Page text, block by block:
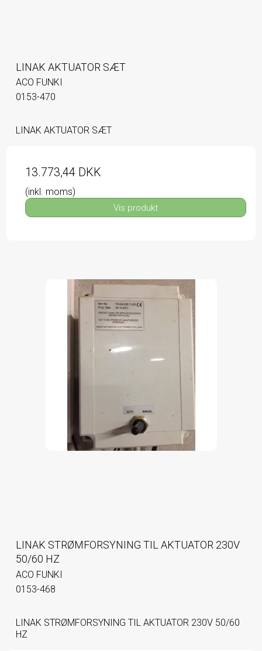
LINAK AKTUATOR SÆT
ACO FUNKI
0153-470
LINAK AKTUATOR SÆT
13.773,44 DKK
(inkl. moms)
Vis produkt
LINAK STRØMFORSYNING TIL AKTUATOR 230V
50/60 HZ
ACO FUNKI
0153-468
LINAK STRØMFORSYNING TIL AKTUATOR 230V 50/60
HZ